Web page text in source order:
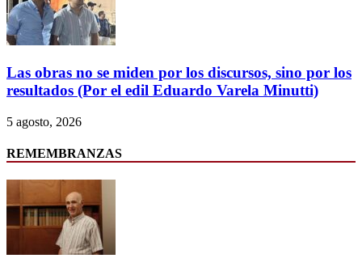
Las obras no se miden por los discursos, sino por los
resultados (Por el edil Eduardo Varela Minutti)
5 agosto, 2026
REMEMBRANZAS